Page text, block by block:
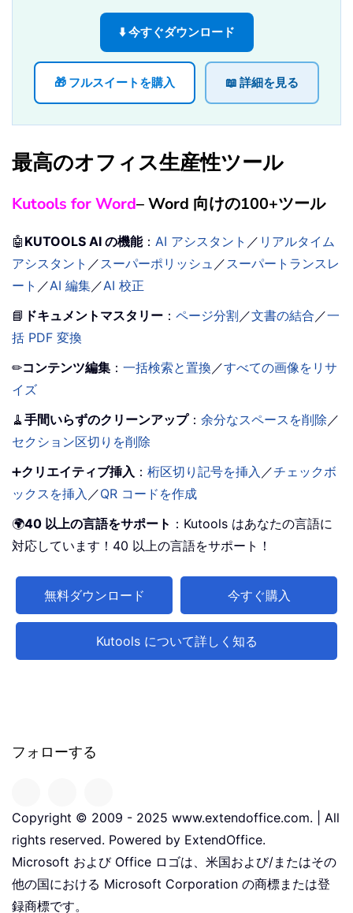
⬇️ 今すぐダウンロード
🎁 フルスイートを購入 📖 詳細を見る
最高のオフィス生産性ツール
Kutools for Word– Word 向けの100+ツール
🤖 KUTOOLS AI の機能： AI アシスタント ／ リアルタイム
アシスタント ／ スーパーポリッシュ ／ スーパートランスレ
ート ／AI 編集／AI 校正
📘 ドキュメントマスタリー ： ページ分割 ／文書の結合 ／一
括 PDF 変換
✏コンテンツ編集 ： 一括検索と置換 ／すべての画像をリサ
イズ
🧹 手間いらずのクリーンアップ： 余分なスペースを削除 ／
セクション区切りを削除
➕クリエイティブ挿入 ： 桁区切り記号を挿入 ／チェックボ
ックスを挿入 ／QR コードを作成
🌍40 以上の言語をサポート ：Kutools はあなたの言語に
対応しています！40 以上の言語をサポート！
無料ダウンロード 今すぐ購入
Kutools について詳しく知る
フォローする
Copyright © 2009 - 2025 www.extendoffice.com. | All
rights reserved. Powered by ExtendOffice.
Microsoft および Office ロゴは、米国および/またはその
他の国における Microsoft Corporation の商標または登
録商標です。